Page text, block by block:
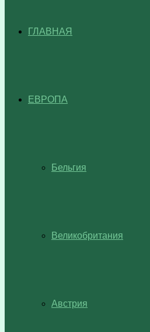
ГЛАВНАЯ
ЕВРОПА
Бельгия
Великобритания
Австрия